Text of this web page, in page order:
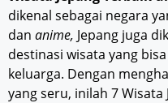
dikenal sebagai negara
dan anime, Jepang juga
destinasi wisata yang
keluarga. Dengan
yang seru, inilah 7 Wisata